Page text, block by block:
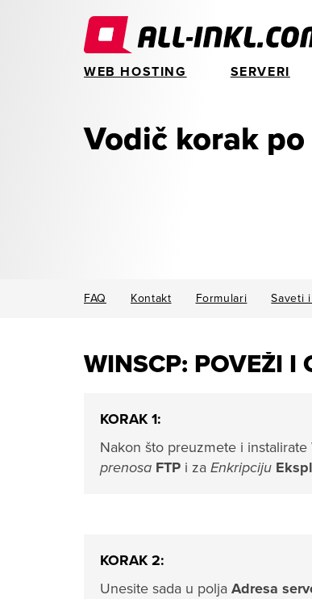
WEB HOSTING SERVERI
Vodič korak
FAQ Kontakt Formulari Saveti
WINSCP: POVEŽI I
KORAK 1:
Nakon što preuzmete i
prenosa FTP i za Enkripciju
KORAK 2:
Unesite sada u polja Adresa